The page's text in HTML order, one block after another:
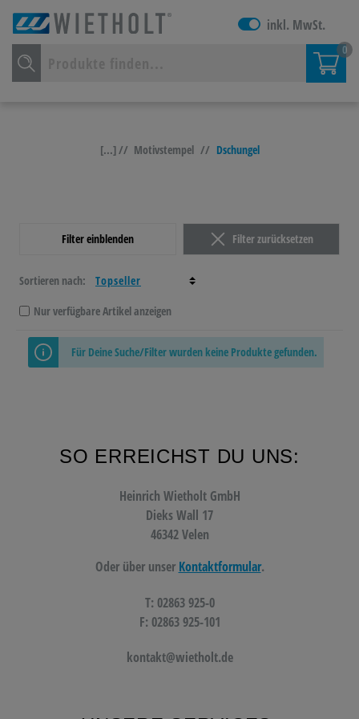
inkl. MwSt.
0
[...] // Motivstempel // Dschungel
Filter einblenden Filter zurücksetzen
Sortieren nach:
Nur verfügbare Artikel anzeigen
Für Deine Suche/Filter wurden keine Produkte gefunden.
SO ERREICHST DU UNS:
Heinrich Wietholt GmbH
Dieks Wall 17
46342 Velen
Oder über unser Kontaktformular.
T: 02863 925-0
F: 02863 925-101
kontakt@wietholt.de